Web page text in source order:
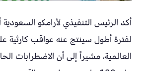
أكد الرئيس التنفيذي لأرامكو
لفترة أطول سينتج عنه عواقب كارثية
العالمية، مشيراً إلى أن الاضطرابات